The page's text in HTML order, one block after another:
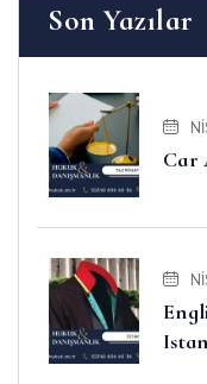
Son Yazılar
Car